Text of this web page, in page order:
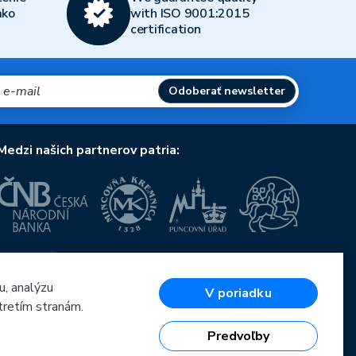
with ISO 9001:2015
certification
Odoberať newsletter
našich partnerov patria:
OP Podnikanie a inovácie pre konkurencieschopnosť
Európska únia
Európsky fond pre regionálny rozvoj
Investície do vašej budúcnosti
analýzu
stranám.
V poriadku
Predvoľby